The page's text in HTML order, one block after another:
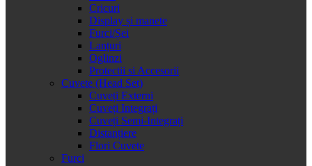
Cricuri
Display și manete
Furci/Șei
Lanțuri
Oglinzi
Protectii si Accesorii
Cuvete (Head Set)
Cuveți Externi
Cuveți Integrați
Cuveți Semi-Integrați
Distanțiere
Flori Cuvete
Furci